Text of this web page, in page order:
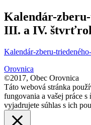
Kalendár-
III. a IV.
Kalendár-zberu-
Orovnica
©2017, Obec Orovnica
Táto webová stránka
fungovania a vašej práce
vyjadrujete súhlas s ich